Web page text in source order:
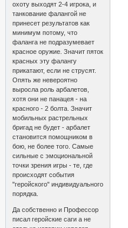
охоту выходят 2-4 игрока, и
танкование фалангой не
принесет результатов как
минимум потому, что
фаланга не подразумевает
красное оружие. Значит пяток
красных эту фалангу
прикатают, если не струсят.
Опять же невероятно
выросла роль арбалетов,
хотя они не панацея - на
красного - 2 болта. Значит
мобильных растрельных
бригад не будет - арбалет
становится помощником в
бою, не более того. Самые
сильные с эмоциональной
точки зрения игры - те, где
происходят события
"геройского" индивидуального
порядка.
Да собственно и Профессор
писал геройские саги а не